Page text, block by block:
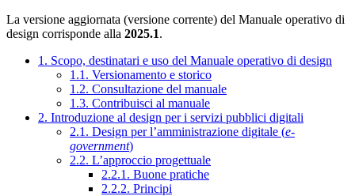
La versione aggiornata (versione corrente) del Manuale operativo di
design corrisponde alla 2025.1.
1. Scopo, destinatari e uso del Manuale operativo di design
1.1. Versionamento e storico
1.2. Consultazione del manuale
1.3. Contribuisci al manuale
2. Introduzione al design per i servizi pubblici digitali
2.1. Design per l’amministrazione digitale (e-
government)
2.2. L’approccio progettuale
2.2.1. Buone pratiche
2.2.2. Principi